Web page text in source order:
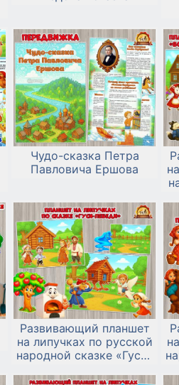
Чудо-сказка Петра
Павловича Ершова
Развивающий планшет
на липучках по русской
народной сказке «Гуси-